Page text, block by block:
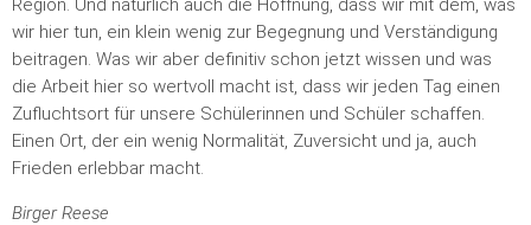
Region. Und natürlich auch die Hoffnung, dass wir mit dem, was
wir hier tun, ein klein wenig zur Begegnung und Verständigung
beitragen. Was wir aber definitiv schon jetzt wissen und was
die Arbeit hier so wertvoll macht ist, dass wir jeden Tag einen
Zufluchtsort für unsere Schülerinnen und Schüler schaffen.
Einen Ort, der ein wenig Normalität, Zuversicht und ja, auch
Frieden erlebbar macht.
Birger Reese